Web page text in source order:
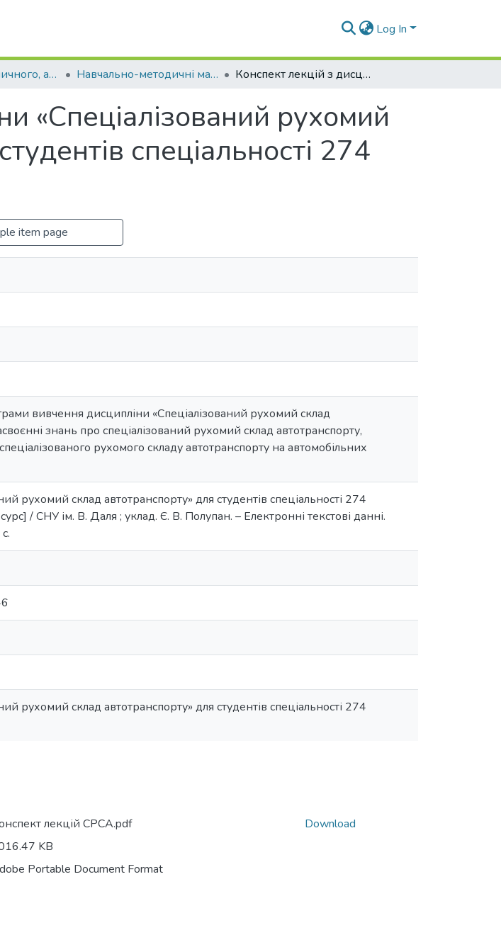
Log In
кафедра залізничного, автомобільного транспорту та підйомно-транспортних машин Навчально-методичні матеріали (КЗАТтаПТМ) Конспект лекцій з дисципліни «Спеціалізований рухомий склад автотранспорту» для студентів спеціальності 274 «Автомобільний транспорт»
«Спеціалізований рухомий
спеціальності 274
item page
вивчення дисципліни «Спеціалізований рухомий склад
знань про спеціалізований рухомий склад автотранспорту,
рухомого складу автотранспорту на автомобільних
рухомий склад автотранспорту» для студентів спеціальності 274
/ СНУ ім. В. Даля ; уклад. Є. В. Полупан. – Електронні текстові данні.
рухомий склад автотранспорту» для студентів спеціальності 274
лекцій СРСА.pdf
KB
Portable Document Format
Download